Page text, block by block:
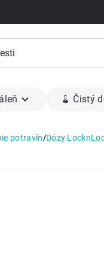
🧹 Čistý
potravín/Dózy